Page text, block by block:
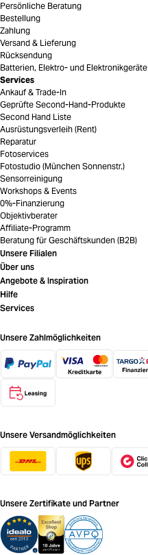
Persönliche Beratung
Bestellung
Zahlung
Versand & Lieferung
Rücksendung
Batterien, Elektro- und Elektronikgeräte
Services
Ankauf & Trade-In
Geprüfte Second-Hand-Produkte
Second Hand Liste
Ausrüstungsverleih (Rent)
Reparatur
Fotoservices
Fotostudio (München Sonnenstr.)
Sensorreinigung
Workshops & Events
0%-Finanzierung
Objektivberater
Affiliate-Programm
Beratung für Geschäftskunden (B2B)
Unsere Filialen
Über uns
Angebote & Inspiration
Hilfe
Services
Unsere Zahlmöglichkeiten
Unsere Versandmöglichkeiten
Unsere Zertifikate und Partner